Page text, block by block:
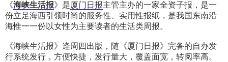
《海峡生活报》是厦门日报主管主办的一家全资子报，是一
份立足海西引领时尚的服务性、实用性报纸，是我国东南沿
海惟一一份以女性为主要读者的生活类周报。
《海峡生活报》逢周四出版，随《厦门日报》完备的自办发
行系统发行，方便快捷，发行量大，覆盖面宽，转阅率高。